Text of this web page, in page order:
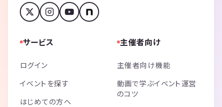
サービス
ログイン
イベントを探す
はじめての方へ
主催者向け
主催者向け機能
動画で学ぶイベント運営
のコツ